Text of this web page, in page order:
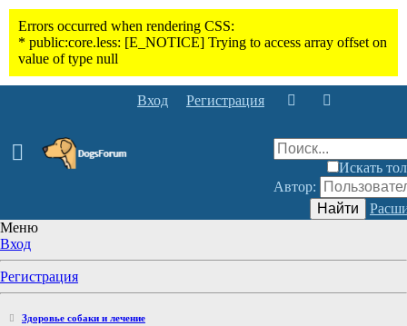
Вход Регистрация
Искать
Автор:
Найти
Меню
Вход
Регистрация
Здоровье собаки и лечение